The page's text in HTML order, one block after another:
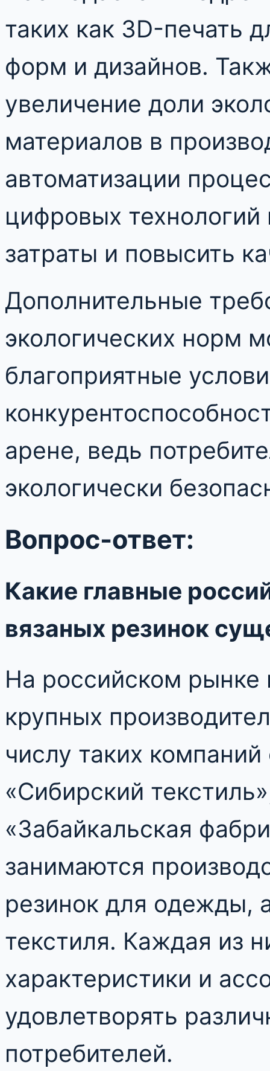
таких как 3D-печать
форм и дизайнов.
увеличение доли
материалов в
автоматизации
цифровых
затраты и повысить
Дополнительные
экологических норм
благоприятные
арене, ведь
экологически
Вопрос-ответ:
Какие главные
вязаных резинок
На российском рынке
крупных
числу таких
«Сибирский
«Забайкальская
занимаются
резинок для одежды,
текстиля. Каждая из
характеристики и
удовлетворять
потребителей.